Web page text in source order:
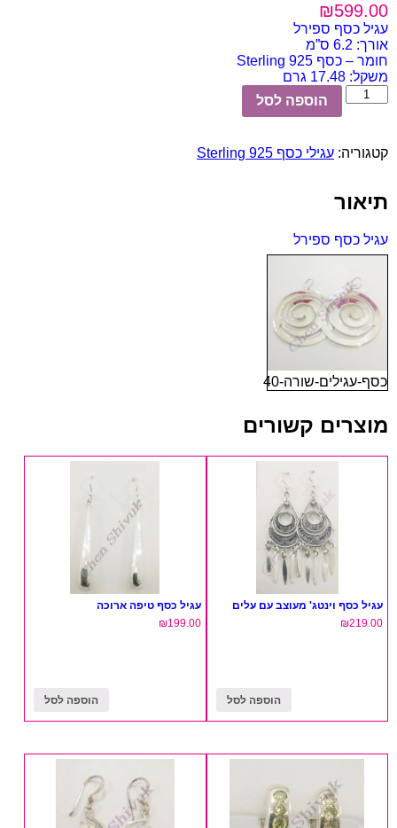
₪599.00
עגיל כסף ספירל
אורך: 6.2 ס”מ
חומר – כסף 925 Sterling
משקל: 17.48 גרם
כמות
של
ספירל
הוספה לסל
קטגוריה: עגילי כסף Sterling 925
תיאור
עגיל כסף ספירל
כסף-עגילים-שורה-40
מוצרים קשורים
עגיל כסף וינטג' מעוצב עם עלים
₪219.00
הוספה לסל
עגיל כסף טיפה ארוכה
₪199.00
הוספה לסל